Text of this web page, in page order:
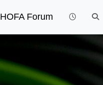
HOFA Forum